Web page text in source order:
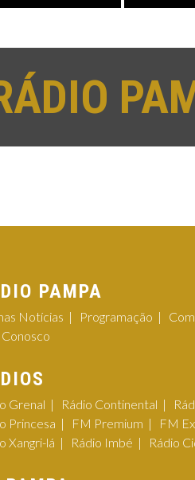
PAMPA
Notícias Programação
Conosco
Grenal Rádio Continental
Princesa
FM Premium FM
Xangri-lá
Rádio Imbé Rádio